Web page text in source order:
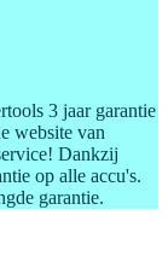
3 jaar garantie
website van
Dankzij
op alle accu's.
garantie.